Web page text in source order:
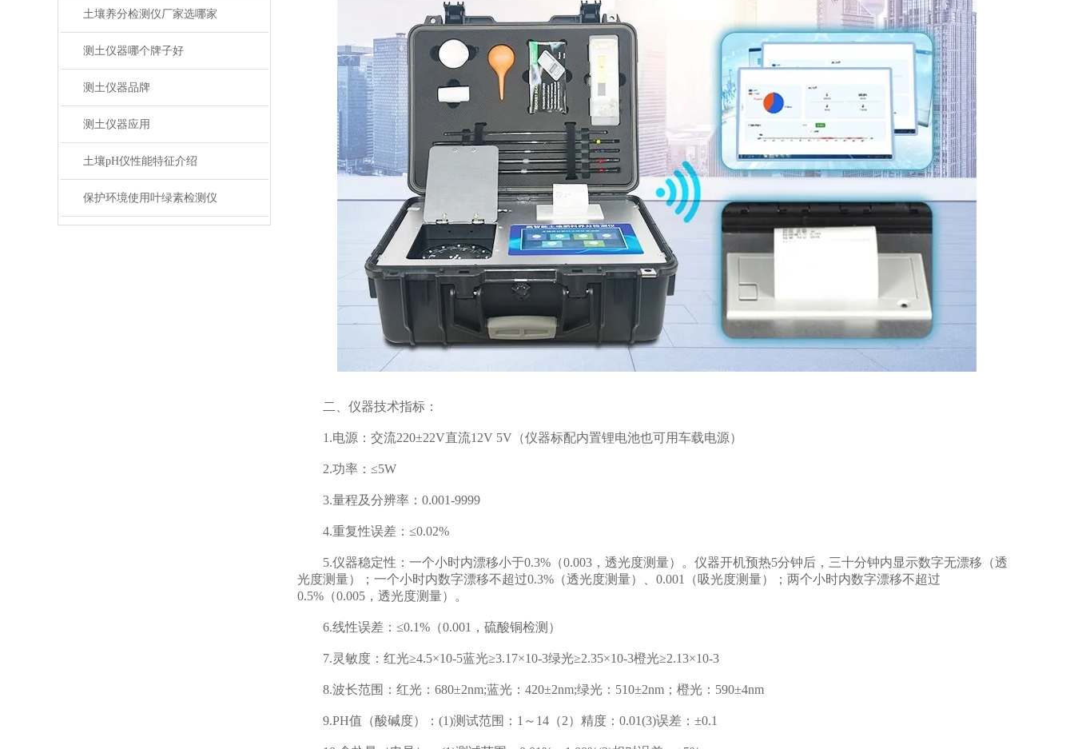
土壤养分检测仪厂家选哪家
测土仪器哪个牌子好
测土仪器品牌
测土仪器应用
土壤pH仪性能特征介绍
保护环境使用叶绿素检测仪
二、仪器技术指标：
1.电源：交流220±22V直流12V 5V（仪器标配内置锂电池也可用车载电源）
2.功率：≤5W
3.量程及分辨率：0.001-9999
4.重复性误差：≤0.02%
5.仪器稳定性：一个小时内漂移小于0.3%（0.003，透光度测量）。仪器开机预热5分钟后，三十分钟内显示数字无漂移（透
光度测量）；一个小时内数字漂移不超过0.3%（透光度测量）、0.001（吸光度测量）；两个小时内数字漂移不超过
0.5%（0.005，透光度测量）。
6.线性误差：≤0.1%（0.001，硫酸铜检测）
7.灵敏度：红光≥4.5×10-5蓝光≥3.17×10-3绿光≥2.35×10-3橙光≥2.13×10-3
8.波长范围：红光：680±2nm;蓝光：420±2nm;绿光：510±2nm；橙光：590±4nm
9.PH值（酸碱度）：(1)测试范围：1～14（2）精度：0.01(3)误差：±0.1